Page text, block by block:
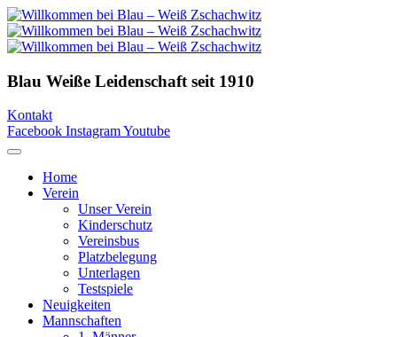
Blau Weiße Leidenschaft seit 1910
Kontakt
Facebook InstagramYoutube
Home
Verein
Unser Verein
Kinderschutz
Vereinsbus
Platzbelegung
Unterlagen
Testspiele
Neuigkeiten
Mannschaften